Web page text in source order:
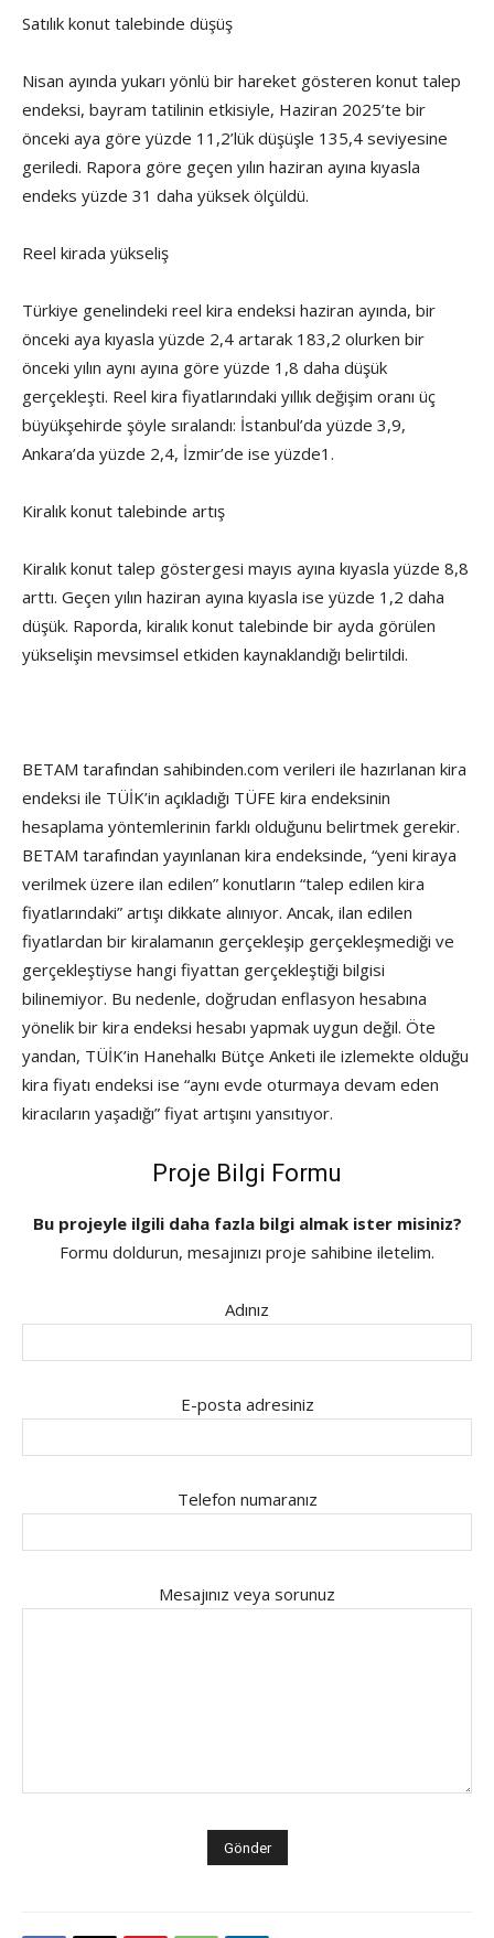
Satılık konut talebinde düşüş
Nisan ayında yukarı yönlü bir hareket gösteren konut talep
endeksi, bayram tatilinin etkisiyle, Haziran 2025’te bir
önceki aya göre yüzde 11,2’lük düşüşle 135,4 seviyesine
geriledi. Rapora göre geçen yılın haziran ayına kıyasla
endeks yüzde 31 daha yüksek ölçüldü.
Reel kirada yükseliş
Türkiye genelindeki reel kira endeksi haziran ayında, bir
önceki aya kıyasla yüzde 2,4 artarak 183,2 olurken bir
önceki yılın aynı ayına göre yüzde 1,8 daha düşük
gerçekleşti. Reel kira fiyatlarındaki yıllık değişim oranı üç
büyükşehirde şöyle sıralandı: İstanbul’da yüzde 3,9,
Ankara’da yüzde 2,4, İzmir’de ise yüzde1.
Kiralık konut talebinde artış
Kiralık konut talep göstergesi mayıs ayına kıyasla yüzde 8,8
arttı. Geçen yılın haziran ayına kıyasla ise yüzde 1,2 daha
düşük. Raporda, kiralık konut talebinde bir ayda görülen
yükselişin mevsimsel etkiden kaynaklandığı belirtildi.
BETAM tarafından sahibinden.com verileri ile hazırlanan kira
endeksi ile TÜİK’in açıkladığı TÜFE kira endeksinin
hesaplama yöntemlerinin farklı olduğunu belirtmek gerekir.
BETAM tarafından yayınlanan kira endeksinde, “yeni kiraya
verilmek üzere ilan edilen” konutların “talep edilen kira
fiyatlarındaki” artışı dikkate alınıyor. Ancak, ilan edilen
fiyatlardan bir kiralamanın gerçekleşip gerçekleşmediği ve
gerçekleştiyse hangi fiyattan gerçekleştiği bilgisi
bilinemiyor. Bu nedenle, doğrudan enflasyon hesabına
yönelik bir kira endeksi hesabı yapmak uygun değil. Öte
yandan, TÜİK’in Hanehalkı Bütçe Anketi ile izlemekte olduğu
kira fiyatı endeksi ise “aynı evde oturmaya devam eden
kiracıların yaşadığı” fiyat artışını yansıtıyor.
Proje Bilgi Formu
Bu projeyle ilgili daha fazla bilgi almak ister misiniz?
Formu doldurun, mesajınızı proje sahibine iletelim.
Adınız
E-posta adresiniz
Telefon numaranız
Mesajınız veya sorunuz